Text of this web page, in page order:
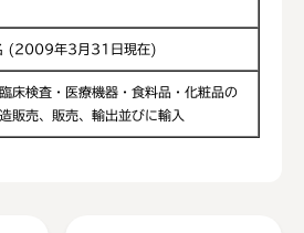
(2009年3月31日現在)
床検査・医療機器・食料品・化粧品の
販売、販売、輸出並びに輸入